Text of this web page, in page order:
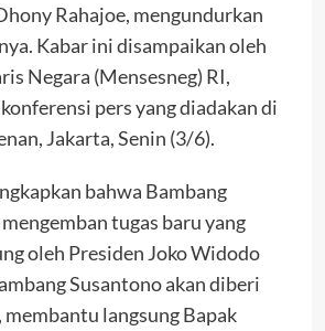
Rahajoe, mengundurkan
Kabar ini disampaikan oleh
Negara (Mensesneg) RI,
pers yang diadakan di
Jakarta, Senin (3/6).
bahwa Bambang
tugas baru yang
oleh Presiden Joko Widodo
Susantono akan diberi
membantu langsung Bapak